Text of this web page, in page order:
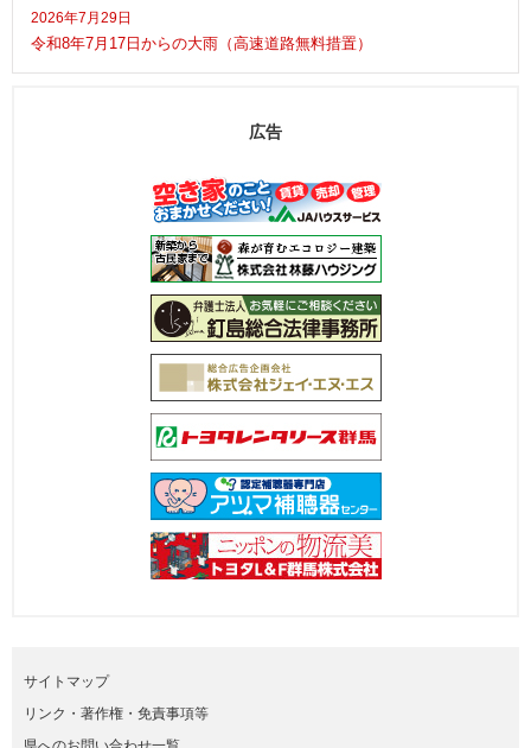
2026年7月29日
令和8年7月17日からの大雨（高速道路無料措置）
広告
サイトマップ
リンク・著作権・免責事項等